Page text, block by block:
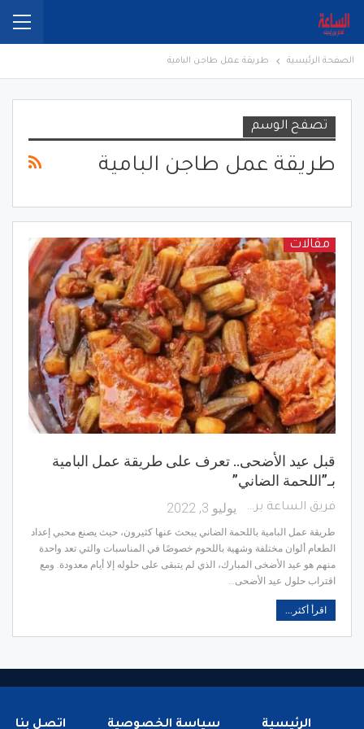
الصفحة الرئيسية طريقة عمل طاجن البامية
تصفح الوسم
طريقة عمل طاجن البامية
مقالات
قبل عيد الأضحى.. تعرف على طريقة عمل البامية
بـ”اللحمة الضاني”
فريق الساعة برس يوليو 3, 2022
طريقة عمل البامية باللحمة الضاني يبحث عنها كثيرون، حيث يصنع محبي إعداد
الطعام ألوان مختلفة وشهية باللحوم خصوصًا في المناسبات والتي تعد واحدة
منهم هو عيد الأضخى المبارك، الذي لم يتبقى على حلوله إلا أيام معدودة. ومع
اقتراب حلول عيد الأضحى…
اقرأ أكثر...
الرئيسية سياسة الخصوصية اتصل بنا